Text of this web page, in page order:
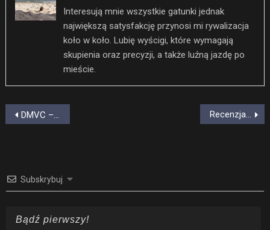
Interesują mnie wszystkie gatunki jednak
największą satysfakcję przynosi mi rywalizacja
koło w koło. Lubię wyścigi, które wymagają
skupienia oraz precyzji, a także luźną jazdę po
mieście.
Nawigacja
wpisu
DMVC – nowy wymiar wirtualnej ligi driftingowej
Subskrybuj